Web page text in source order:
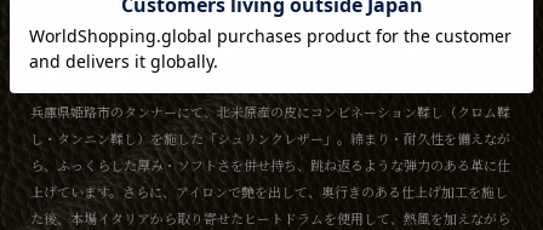
ソフトな質感と優れた強度を併せ持つ、シボ感が魅力的な
「Shrink Leather（シュリンクレザー）」。
兵庫県姫路市のタンナーにて、北米原産の皮にコンビネーション鞣し（クロム鞣
し・タンニン鞣し）を施した「シュリンクレザー」。締まり・耐久性を備えなが
ら、ふっくらした厚み・ソフトさを併せ持ち、跳ね返るような弾力のある革に仕
上げています。さらに、アイロンで艶を出して、奥行きのある仕上げ加工を施し
た後、本場イタリアから取り寄せたヒートドラムを使用して、熱風を加えながら